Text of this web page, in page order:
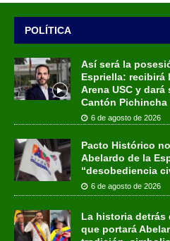
POLÍTICA
Así será la
Espriella: recibirá
Arena USC y
Cantón Pichincha
6 de agosto de 2026
Pacto Histórico
Abelardo de la
“desobediencia
6 de agosto de 2026
La historia detrás
que portará